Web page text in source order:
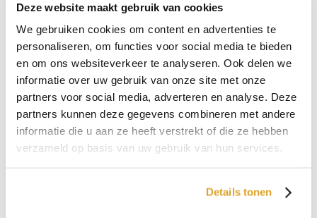
Deze website maakt gebruik van cookies
We gebruiken cookies om content en advertenties te
personaliseren, om functies voor social media te bieden
en om ons websiteverkeer te analyseren. Ook delen we
informatie over uw gebruik van onze site met onze
partners voor social media, adverteren en analyse. Deze
partners kunnen deze gegevens combineren met andere
informatie die u aan ze heeft verstrekt of die ze hebben
verzameld op basis van uw gebruik van hun services.
Details tonen
7. Iso Plissé® gordijnen
Iso Plissé® gordijnen lijken sterk op plissé gordijnen. Het grote
verschil is dat ze uit twee stukken stof bestaan. Hierdoor ontstaat
een honingraatstructuur en kan het koord worden weggewerkt
tussen de twee stoffen. Ook zijn ze over het algemeen meer
verduisterend.